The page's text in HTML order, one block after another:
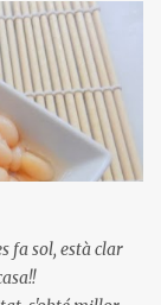
fa sol, està clar